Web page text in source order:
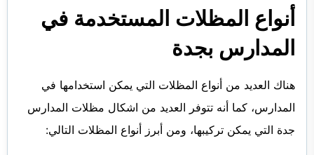
أنواع المظلات المستخدمة في
المدارس بجدة
هناك العديد من أنواع المظلات التي يمكن استخدامها في
المدارس، كما أنه تتوفر العديد من اشكال مظلات المدارس
جدة التي يمكن تركيبها، ومن أبرز أنواع المظلات التالي: